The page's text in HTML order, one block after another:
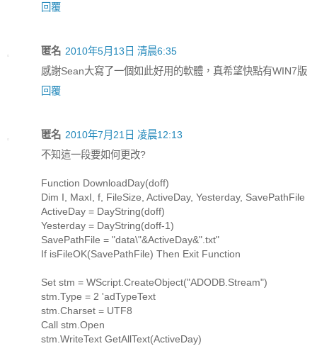
回覆
匿名 2010年5月13日 清晨6:35
感謝Sean大寫了一個如此好用的軟體，真希望快點有WIN7版
回覆
匿名 2010年7月21日 凌晨12:13
不知這一段要如何更改?
Function DownloadDay(doff)
Dim I, MaxI, f, FileSize, ActiveDay, Yesterday, SavePathFile
ActiveDay = DayString(doff)
Yesterday = DayString(doff-1)
SavePathFile = "data\"&ActiveDay&".txt"
If isFileOK(SavePathFile) Then Exit Function
Set stm = WScript.CreateObject("ADODB.Stream")
stm.Type = 2 'adTypeText
stm.Charset = UTF8
Call stm.Open
stm.WriteText GetAllText(ActiveDay)